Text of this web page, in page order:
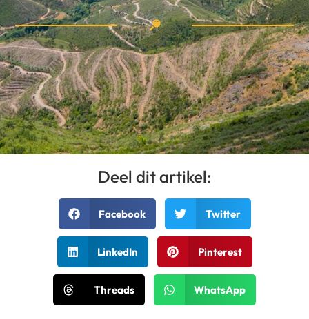
Deel dit artikel:
Facebook Twitter
LinkedIn Pinterest
Threads WhatsApp